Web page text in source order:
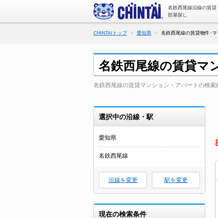
名鉄西尾線沿線の賃
部屋探し
CHINTAIトップ 愛知県 名鉄西尾線の賃貸物件･
名鉄西尾線の賃貸マ
名鉄西尾線の賃貸マンション・アパートの検
選択中の沿線・駅
愛知県
名鉄西尾線
沿線を変更 駅を変更
現在の検索条件